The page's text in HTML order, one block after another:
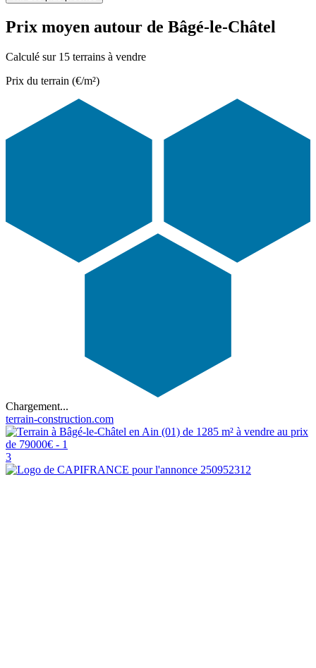
Prix moyen autour de Bâgé-le-Châtel
Calculé sur 15 terrains à vendre
Prix du terrain (€/m²)
Chargement...
terrain-construction.com
3